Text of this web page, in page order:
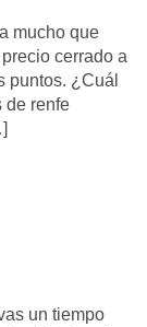
mucho que
cerrado a
puntos. ¿Cuál
de renfe
un tiempo